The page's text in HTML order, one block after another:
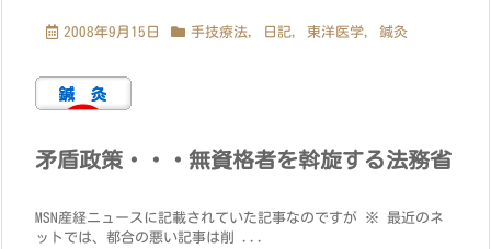
2008年9月15日 手技療法, 日記, 東洋医学, 鍼灸
矛盾政策・・・無資格者を斡旋する法務省
MSN産経ニュースに記載されていた記事なのですが ※ 最近のネ
ットでは、都合の悪い記事は削 ...